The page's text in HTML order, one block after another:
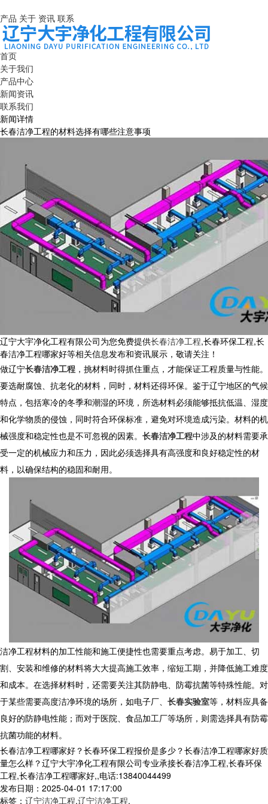
产品 关于 资讯 联系
首页
关于我们
产品中心
新闻资讯
联系我们
新闻详情
长春洁净工程的材料选择有哪些注意事项
辽宁大宇净化工程有限公司为您免费提供长春洁净工程,长春环保工程,长
春洁净工程哪家好等相关信息发布和资讯展示，敬请关注！
做辽宁长春洁净工程 ，挑材料时得抓住重点，才能保证工程质量与性能。
要选耐腐蚀、抗老化的材料，同时，材料还得环保。鉴于辽宁地区的气候
特点，包括寒冷的冬季和潮湿的环境，所选材料必须能够抵抗低温、湿度
和化学物质的侵蚀，同时符合环保标准，避免对环境造成污染。材料的机
械强度和稳定性也是不可忽视的因素。 长春洁净工程中涉及的材料需要承
受一定的机械应力和压力，因此必须选择具有高强度和良好稳定性的材
料，以确保结构的稳固和耐用。
洁净工程材料的加工性能和施工便捷性也需要重点考虑。易于加工、切
割、安装和维修的材料将大大提高施工效率，缩短工期，并降低施工难度
和成本。在选择材料时，还需要关注其防静电、防霉抗菌等特殊性能。对
于某些需要高度洁净环境的场所，如电子厂、 长春实验室等，材料应具备
良好的防静电性能；而对于医院、食品加工厂等场所，则需选择具有防霉
抗菌功能的材料。
长春洁净工程哪家好？长春环保工程报价是多少？长春洁净工程哪家好质
量怎么样？辽宁大宇净化工程有限公司专业承接长春洁净工程,长春环保
工程,长春洁净工程哪家好,,电话:13840044499
发布日期：2025-04-01 17:17:00
标签： 辽宁洁净工程,辽宁洁净工程,